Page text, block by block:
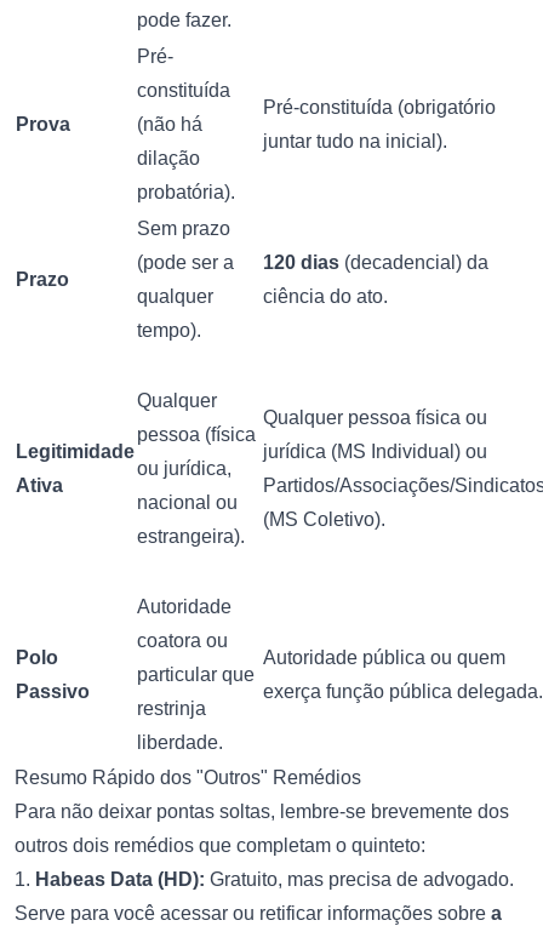
pode fazer.
Prova
Pré-
constituída
(não há
dilação
probatória).
Pré-constituída (obrigatório
juntar tudo na inicial).
Prazo
Sem prazo
(pode ser a
qualquer
tempo).
120 dias (decadencial) da
ciência do ato.
Legitimidade
Ativa
Qualquer
pessoa (física
ou jurídica,
nacional ou
estrangeira).
Qualquer pessoa física ou
jurídica (MS Individual) ou
Partidos/Associações/
(MS Coletivo).
Polo
Passivo
Autoridade
coatora ou
particular que
restrinja
liberdade.
Autoridade pública ou quem
exerça função pública delegada.
Resumo Rápido dos "Outros" Remédios
Para não deixar pontas soltas, lembre-se brevemente dos
outros dois remédios que completam o quinteto:
1. Habeas Data (HD): Gratuito, mas precisa de advogado.
Serve para você acessar ou retificar informações sobre a